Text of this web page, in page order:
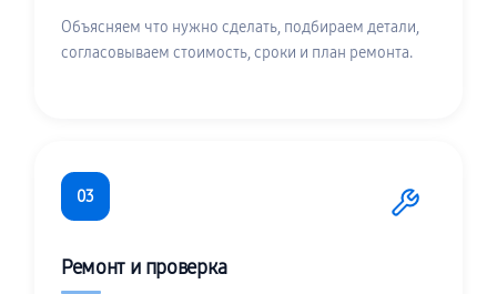
Объясняем что нужно сделать, подбираем детали,
согласовываем стоимость, сроки и план ремонта.
03
Ремонт и проверка